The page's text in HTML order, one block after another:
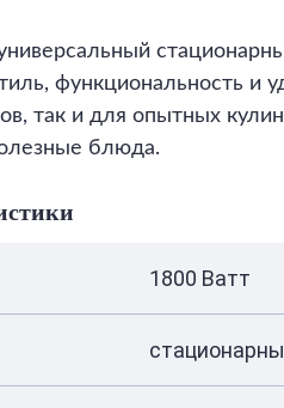
функциональность и
так и для опытных
блюда.
1800 Ватт